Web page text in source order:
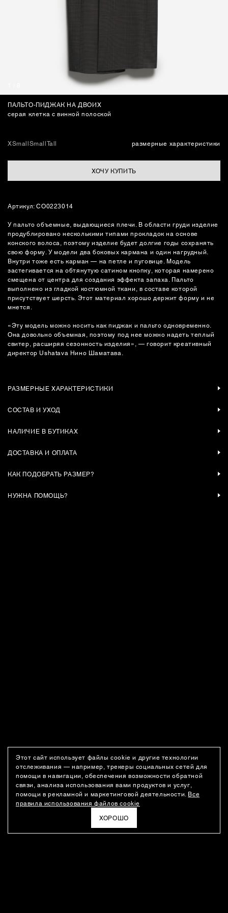
ПАЛЬТО-ПИДЖАК НА ДВОИХ
серая клетка с винной полоской
XSmallSmallTall размерные характеристики
ХОЧУ КУПИТЬ
Артикул: CO0223014
У пальто объемные, выдающиеся плечи. В области груди изделие
продублировано несколькими типами прокладок на основе
конского волоса, поэтому изделие будет долгие годы сохранять
свою форму. У модели два боковых кармана и один нагрудный.
Внутри тоже есть карман — на петле и пуговице. Модель
застегивается на обтянутую сатином кнопку, которая намерено
смещена от центра для создания эффекта запаха. Пальто
выполнено из гладкой костюмной ткани, в составе которой
присутствует шерсть. Этот материал хорошо держит форму и не
мнется.
«Эту модель можно носить как пиджак и пальто одновременно.
Она довольно объемная, поэтому под нее можно надеть теплый
свитер, расширяя сезонность изделия», — говорит креативный
директор Ushatava Нино Шаматава.
РАЗМЕРНЫЕ ХАРАКТЕРИСТИКИ
СОСТАВ И УХОД
НАЛИЧИЕ В БУТИКАХ
ДОСТАВКА И ОПЛАТА
КАК ПОДОБРАТЬ РАЗМЕР?
НУЖНА ПОМОЩЬ?
Этот сайт использует файлы cookie и другие технологии
отслеживания — например, трекеры социальных сетей для
помощи в навигации, обеспечения возможности обратной
связи, анализа использования вами продуктов и услуг,
помощи в рекламной и маркетинговой деятельности. Все
правила использования файлов cookie
ХОРОШО